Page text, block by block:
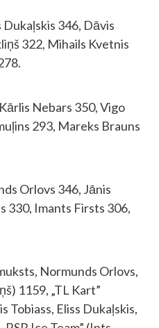
346, Dāvis
322, Mihails Kvetnis
Nebars 350, Vigo
293, Mareks Brauns
Orlovs 346, Jānis
330, Imants Firsts 306,
Normunds Orlovs,
1159, „TL Kart”
Tobiass, Eliss Dukaļskis,